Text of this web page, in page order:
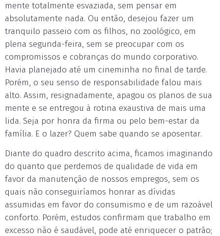
mente totalmente esvaziada, sem pensar em
absolutamente nada. Ou então, desejou fazer um
tranquilo passeio com os filhos, no zoológico, em
plena segunda-feira, sem se preocupar com os
compromissos e cobranças do mundo corporativo.
Havia planejado até um cineminha no final de tarde.
Porém, o seu senso de responsabilidade falou mais
alto. Assim, resignadamente, apagou os planos de sua
mente e se entregou à rotina exaustiva de mais uma
lida. Seja por honra da firma ou pelo bem-estar da
família. E o lazer? Quem sabe quando se aposentar.
Diante do quadro descrito acima, ficamos imaginando
do quanto que perdemos de qualidade de vida em
favor da manutenção de nossos empregos, sem os
quais não conseguiríamos honrar as dívidas
assumidas em favor do consumismo e de um razoável
conforto. Porém, estudos confirmam que trabalho em
excesso não é saudável, pode até enriquecer o patrão;